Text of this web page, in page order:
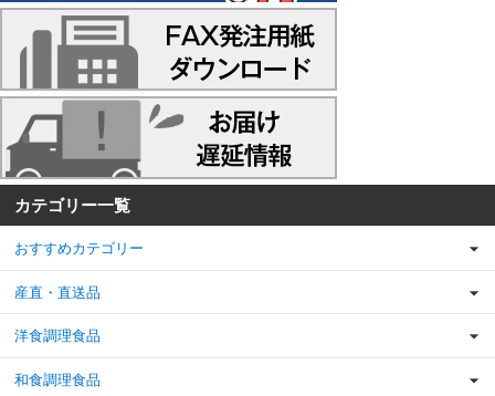
カテゴリー一覧
おすすめカテゴリー
産直・直送品
洋食調理食品
和食調理食品